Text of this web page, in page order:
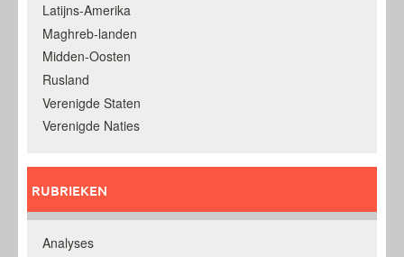
Latijns-Amerika
Maghreb-landen
Midden-Oosten
Rusland
Verenigde Staten
Verenigde Naties
RUBRIEKEN
Analyses